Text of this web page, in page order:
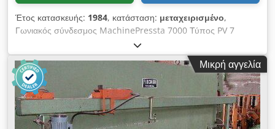
Έτος κατασκευής: 1984, κατάσταση: μεταχειρισμένο,
Γωνιακός σύνδεσμος MachinePressta 7000 Τύπος PV 7
Μικρή αγγελία